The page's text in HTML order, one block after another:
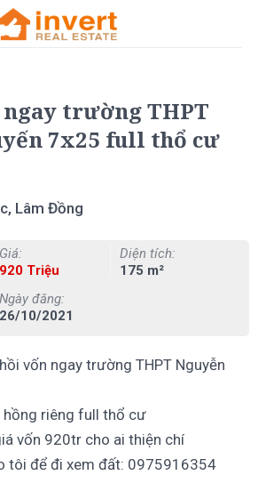
ngay trường THPT
7x25 full thổ cư
Lâm Đồng
Giá:
920 Triệu
Diện tích:
175 m²
Ngày đăng:
26/10/2021
vốn ngay trường THPT Nguyễn
riêng full thổ cư
vốn 920tr cho ai thiện chí
tôi để đi xem đất: 0975916354